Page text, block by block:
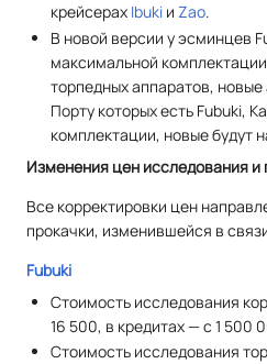
крейсерах Ibuki иZao.
В новой версии у эсминцев
максимальной
торпедных аппаратов,
Порту которых есть Fubuki,
комплектации, новые будут
Изменения цен исследования и
Все корректировки цен
прокачки, изменившейся в
Fubuki
Стоимость исследования
16 500, в кредитах — с 1 500
Стоимость исследования